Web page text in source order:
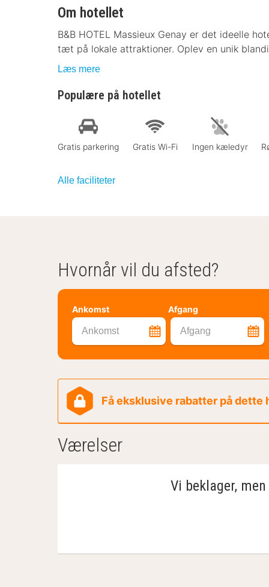
Om hotellet
B&B HOTEL Massieux Genay er det ideelle
tæt på lokale attraktioner. Oplev en unik
Læs mere
Populære på hotellet
Gratis parkering Gratis Wi-Fi Ingen kæledyr
Alle faciliteter
Hvornår vil du afsted?
Ankomst Afgang
Ankomst Afgang
Få eksklusive rabatter på dette
Værelser
Vi beklager,